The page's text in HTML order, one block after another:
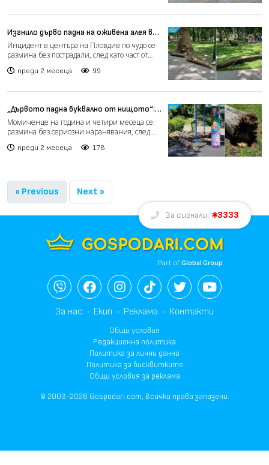
Изгнило дърво падна на оживена алея в
парк в Пловдив (видео)
Инцидент в центъра на Пловдив по чудо се
размина без пострадали, след като част от
преди 2 месеца 99
„Дървото падна буквално от нищото“:
Майка разказва за инцидента в парк в
Чирпан (видео)
Момиченце на година и четири месеца се
размина без сериозни наранявания, след
преди 2 месеца 178
« Previous Next »
За сигнали: 3333
Part ofGlobal Group
За нас Екип Реклама Контакти
Общи условия
Редакционна политика
Политика за лични данни
Политика за бисквитките
Общи условия за реклама
© 2003-2026 Gospodari.com, Всички права запазени.